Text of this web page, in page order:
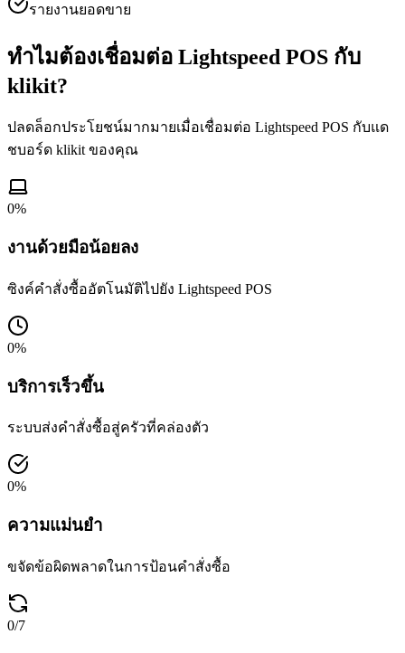
รายงานยอดขาย
ทำไมต้องเชื่อมต่อ Lightspeed POS กับ
klikit?
ปลดล็อกประโยชน์มากมายเมื่อเชื่อมต่อ Lightspeed POS กับแด
ชบอร์ด klikit ของคุณ
0%
งานด้วยมือน้อยลง
ซิงค์คำสั่งซื้ออัตโนมัติไปยัง Lightspeed POS
0%
บริการเร็วขึ้น
ระบบส่งคำสั่งซื้อสู่ครัวที่คล่องตัว
0%
ความแม่นยำ
ขจัดข้อผิดพลาดในการป้อนคำสั่งซื้อ
0/7